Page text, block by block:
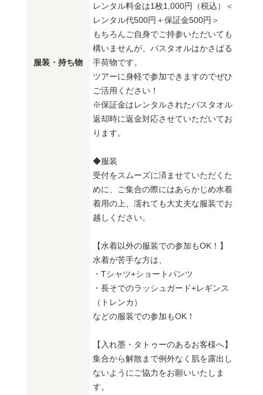
服装・持ち物
レンタル料金は1枚1,000円（税込）＜
レンタル代500円＋保証金500円＞
もちろんご自身でご持参いただいても
構いませんが、バスタオルはかさばる
手荷物です。
ツアーに身軽で参加できますのでぜひ
ご活用ください！
※保証金はレンタルされたバスタオル
返却時に返金対応させていただいてお
ります。
◆服装
受付をスムーズに済ませていただくた
めに、ご集合の際にはあらかじめ水着
着用の上、濡れても大丈夫な服装でお
越しください。
【水着以外の服装での参加もOK！】
水着が苦手な方は、
・Tシャツ+ショートパンツ
・長そでのラッシュガード+レギンス
（トレンカ）
などの服装での参加もOK！
【入れ墨・タトゥーのあるお客様へ】
集合から解散まで例外なく肌を露出し
ないようにご協力をお願いいたしま
す。